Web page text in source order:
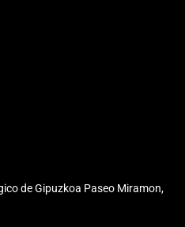
de Gipuzkoa Paseo Miramon,